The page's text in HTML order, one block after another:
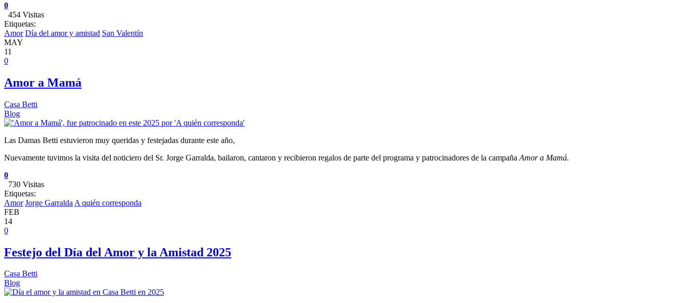
0
454 Visitas
Etiquetas:
Amor Día del amor y amistad San Valentín
MAY
11
0
Amor a Mamá
Casa Betti
Blog
Las Damas Betti estuvieron muy queridas y festejadas durante este año,
Nuevamente tuvimos la visita del noticiero del Sr. Jorge Garralda, bailaron, cantaron y recibieron regalos de parte del programa y patrocinadores de la campaña Amor a Mamá.
0
730 Visitas
Etiquetas:
Amor Jorge Garralda A quién corresponda
FEB
14
0
Festejo del Día del Amor y la Amistad 2025
Casa Betti
Blog